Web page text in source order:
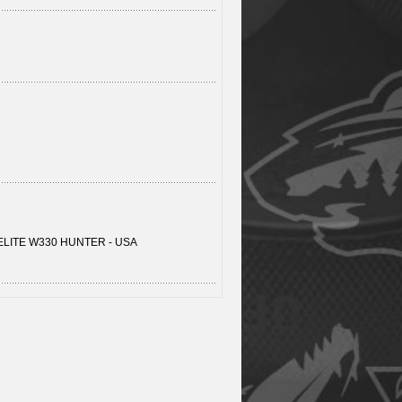
W330 HUNTER - USA